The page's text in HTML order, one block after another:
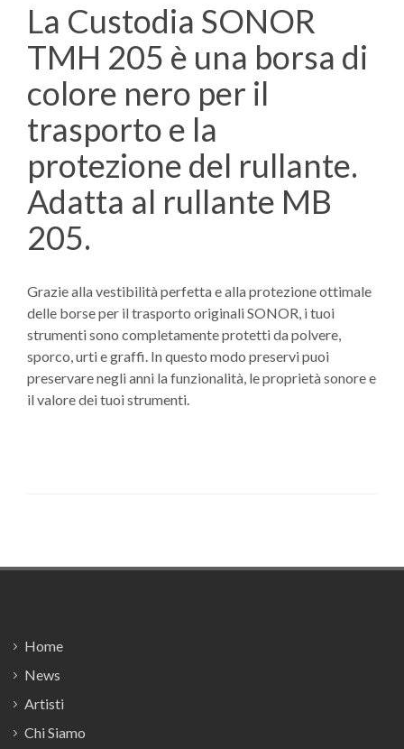
La Custodia SONOR
TMH 205 è una borsa di
colore nero per il
trasporto e la
protezione del rullante.
Adatta al rullante MB
205.
Grazie alla vestibilità perfetta e alla protezione ottimale
delle borse per il trasporto originali SONOR, i tuoi
strumenti sono completamente protetti da polvere,
sporco, urti e graffi. In questo modo preservi puoi
preservare negli anni la funzionalità, le proprietà sonore e
il valore dei tuoi strumenti.
Home
News
Artisti
Chi Siamo